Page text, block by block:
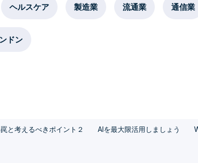
ヘルスケア 製造業 流通業 通信業
ドン
と考えるべきポイント２ AIを最大限活用しましょう